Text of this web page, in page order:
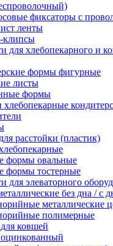
фиксаторы с
ленты
для хлебопекарного и
формы фигурные
листы
формы
хлебопекарные
расстойки (пластик)
формы овальные
формы тостерные
для элеваторного
без дна / с
металлические
полимерные
ковшей